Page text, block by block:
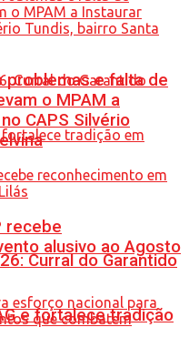
Curral do Garantido
e fortalece tradição
problemas e falta de
o MPAM a
CAPS Silvério
recebe
alusivo ao Agosto